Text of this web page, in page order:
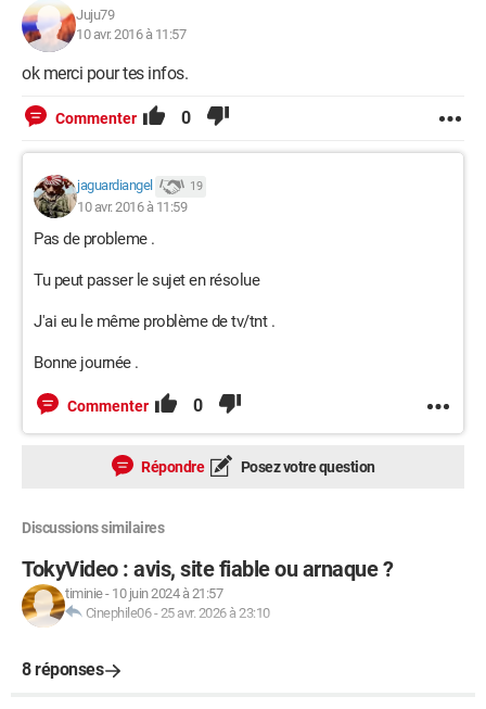
Juju79
10 avr. 2016 à 11:57
ok merci pour tes infos.
Commenter 0
jaguardiangel 19
10 avr. 2016 à 11:59
Pas de probleme .
Tu peut passer le sujet en résolue
J'ai eu le même problème de tv/tnt .
Bonne journée .
Commenter 0
Répondre Posez votre question
Discussions similaires
TokyVideo : avis, site fiable ou arnaque ?
timinie- 10 juin 2024 à 21:57
Cinephile06-25 avr. 2026 à 23:10
8 réponses